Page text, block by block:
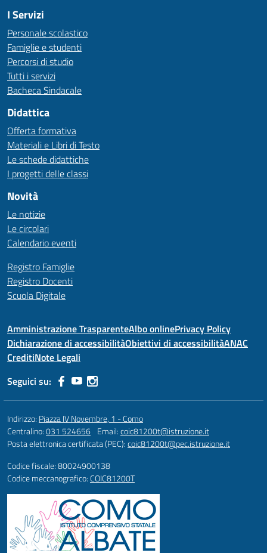
I Servizi
Personale scolastico
Famiglie e studenti
Percorsi di studio
Tutti i servizi
Bacheca Sindacale
Didattica
Offerta formativa
Materiali e Libri di Testo
Le schede didattiche
I progetti delle classi
Novità
Le notizie
Le circolari
Calendario eventi
Registro Famiglie
Registro Docenti
Scuola Digitale
Amministrazione TrasparenteAlbo onlinePrivacy Policy
Dichiarazione di accessibilitàObiettivi di accessibilitàANAC
CreditiNote Legali
Seguici su:
Indirizzo: Piazza IV Novembre, 1 - Como
Centralino:031 524656 Email:coic81200t@istruzione.it
Posta elettronica certificata (PEC):coic81200t@pec.istruzione.it
Codice fiscale: 80024900138
Codice meccanografico:COIC81200T